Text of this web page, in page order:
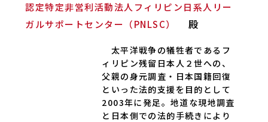
認定特定非営利活動法人フィリピン日系人リー
ガルサポートセンター（PNLSC）
殿
太平洋戦争の犠牲者であるフ
ィリピン残留日本人２世への、
父親の身元調査・日本国籍回復
といった法的支援を目的として
2003年に発足。地道な現地調査
と日本側での法的手続きにより